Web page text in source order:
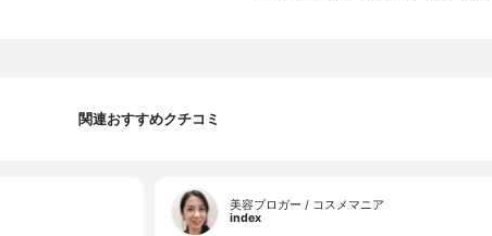
関連おすすめクチコミ
美容ブロガー / コスメマニア
index